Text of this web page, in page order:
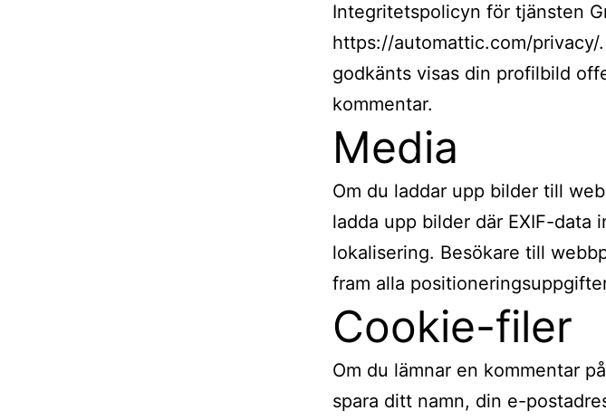
Integritetspolicyn för tjänsten
https://automattic.com/privacy/
godkänts visas din profilbild
kommentar.
Media
Om du laddar upp bilder till
ladda upp bilder där EXIF-data
lokalisering. Besökare till
fram alla
Cookie-filer
Om du lämnar en kommentar
spara ditt namn, din e-